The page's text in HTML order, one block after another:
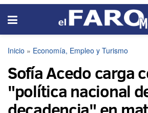
Inicio » Economía, Empleo y Turismo
Sofía Acedo carga
"política nacional